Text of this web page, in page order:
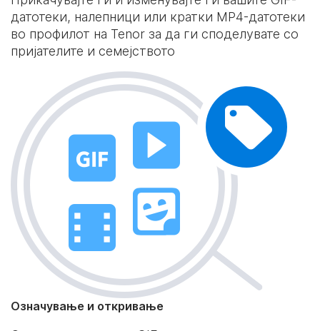
датотеки, налепници или кратки MP4-датотеки
во профилот на Tenor за да ги споделувате со
пријателите и семејството
Означување и откривање